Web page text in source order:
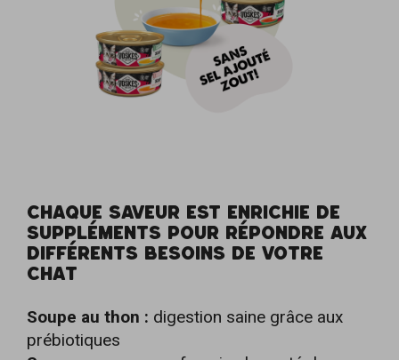
CHAQUE SAVEUR EST ENRICHIE DE
SUPPLÉMENTS POUR RÉPONDRE AUX
DIFFÉRENTS BESOINS DE VOTRE
CHAT
Soupe au thon : digestion saine grâce aux
prébiotiques